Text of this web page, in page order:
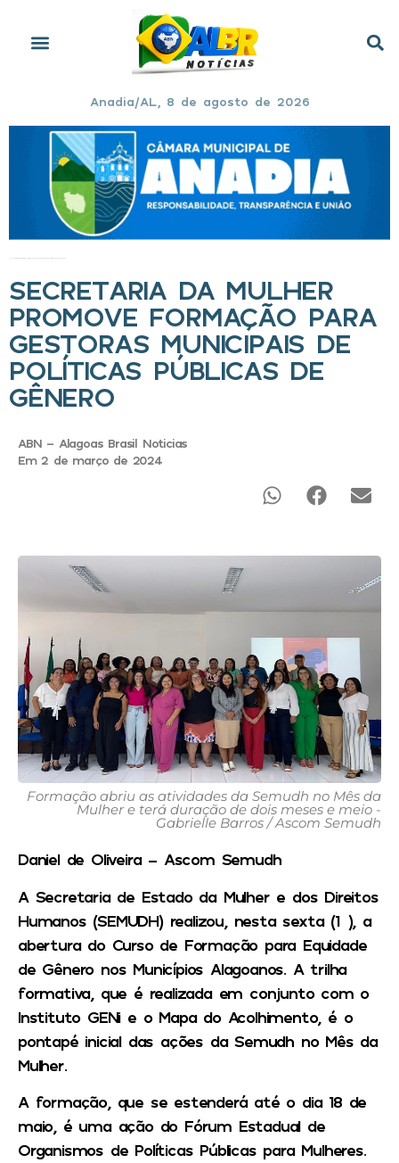
Anadia/AL, 8 de agosto de 2026
SECRETARIA DA MULHER
PROMOVE FORMAÇÃO PARA
GESTORAS MUNICIPAIS DE
POLÍTICAS PÚBLICAS DE
GÊNERO
ABN - Alagoas Brasil Noticias
Em 2 de março de 2024
Formação abriu as atividades da Semudh no Mês da
Mulher e terá duração de dois meses e meio -
Gabrielle Barros / Ascom Semudh
Daniel de Oliveira – Ascom Semudh
A Secretaria de Estado da Mulher e dos Direitos
Humanos (SEMUDH) realizou, nesta sexta (1°), a
abertura do Curso de Formação para Equidade
de Gênero nos Municípios Alagoanos. A trilha
formativa, que é realizada em conjunto com o
Instituto GENi e o Mapa do Acolhimento, é o
pontapé inicial das ações da Semudh no Mês da
Mulher.
A formação, que se estenderá até o dia 18 de
maio, é uma ação do Fórum Estadual de
Organismos de Políticas Públicas para Mulheres.